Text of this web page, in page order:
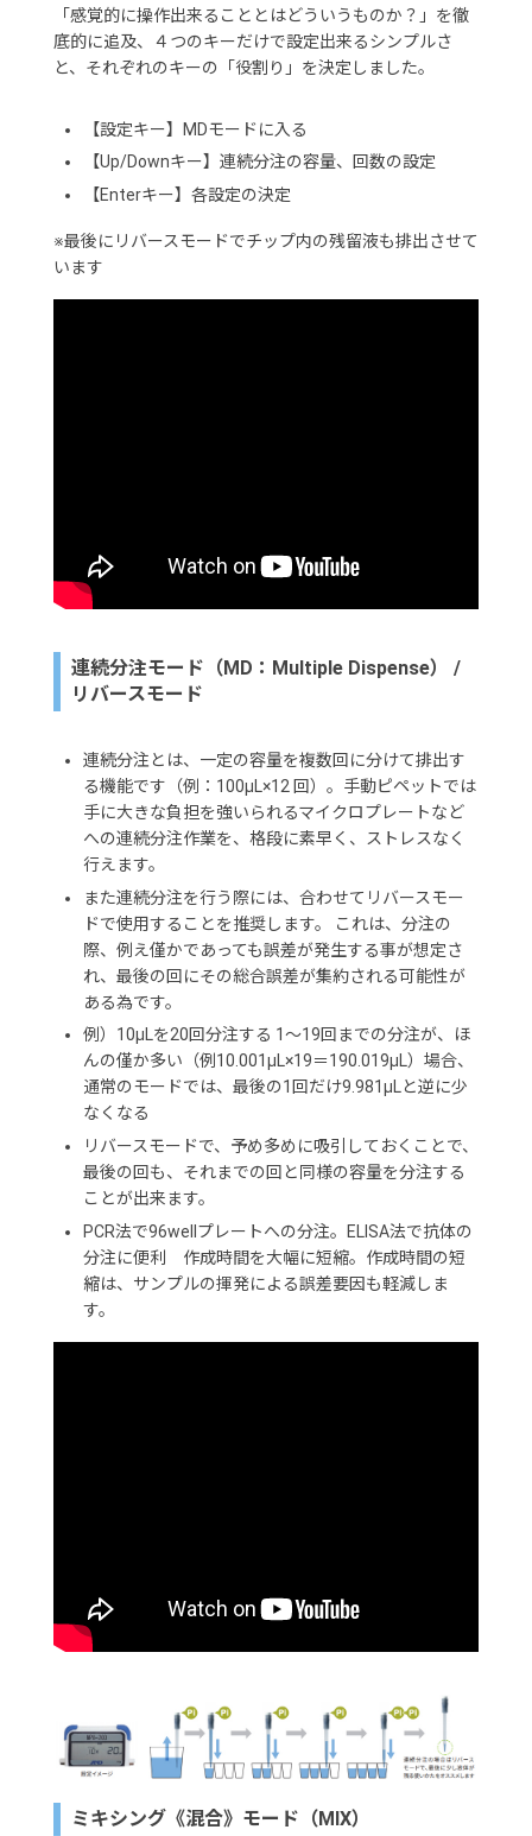
「感覚的に操作出来ることとはどういうものか？」を徹
底的に追及、４つのキーだけで設定出来るシンプルさ
と、それぞれのキーの「役割り」を決定しました。
【設定キー】MDモードに入る
【Up/Downキー】連続分注の容量、回数の設定
【Enterキー】各設定の決定
※最後にリバースモードでチップ内の残留液も排出させて
います
連続分注モード（MD：Multiple Dispense） /
リバースモード
連続分注とは、一定の容量を複数回に分けて排出す
る機能です（例：100μL×12 回）。手動ピペットでは
手に大きな負担を強いられるマイクロプレートなど
への連続分注作業を、格段に素早く、ストレスなく
行えます。
また連続分注を行う際には、合わせてリバースモー
ドで使用することを推奨します。 これは、分注の
際、例え僅かであっても誤差が発生する事が想定さ
れ、最後の回にその総合誤差が集約される可能性が
ある為です。
例）10μLを20回分注する 1～19回までの分注が、ほ
んの僅か多い（例10.001μL×19＝190.019μL）場合、
通常のモードでは、最後の1回だけ9.981μLと逆に少
なくなる
リバースモードで、予め多めに吸引しておくことで、
最後の回も、それまでの回と同様の容量を分注する
ことが出来ます。
PCR法で96wellプレートへの分注。ELISA法で抗体の
分注に便利 作成時間を大幅に短縮。作成時間の短
縮は、サンプルの揮発による誤差要因も軽減しま
す。
ミキシング《混合》モード（MIX）